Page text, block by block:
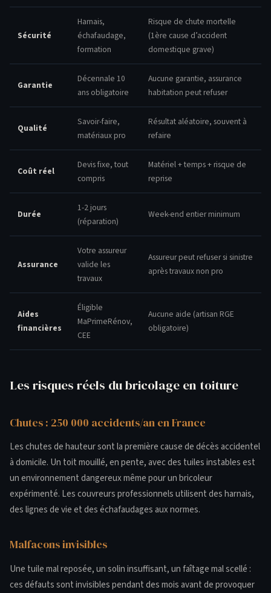
Sécurité
Harnais,
échafaudage,
formation
Risque de chute mortelle
(1ère cause d’accident
domestique grave)
Garantie
Décennale 10
ans obligatoire
Aucune garantie, assurance
habitation peut refuser
Qualité
Savoir-faire,
matériaux pro
Résultat aléatoire, souvent à
refaire
Coût réel
Devis fixe, tout
compris
Matériel + temps + risque de
reprise
Durée
1-2 jours
(réparation)
Week-end entier minimum
Assurance
Votre assureur
valide les
travaux
Assureur peut refuser si sinistre
après travaux non pro
Aides
financières
Éligible
MaPrimeRénov,
CEE
Aucune aide (artisan RGE
obligatoire)
Les risques réels du bricolage en toiture
Chutes : 250 000 accidents/an en France
Les chutes de hauteur sont la première cause de décès accidentel
à domicile. Un toit mouillé, en pente, avec des tuiles instables est
un environnement dangereux même pour un bricoleur
expérimenté. Les couvreurs professionnels utilisent des harnais,
des lignes de vie et des échafaudages aux normes.
Malfacons invisibles
Une tuile mal reposée, un solin insuffisant, un faîtage mal scellé :
ces défauts sont invisibles pendant des mois avant de provoquer